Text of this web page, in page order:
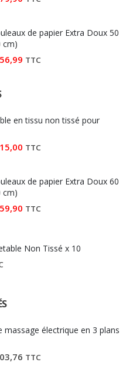
CHF 79,90.
de papier Extra Doux 50
cm)
56,99Le
TTC
en tissu non tissé pour
15,00Le
CHF 15,00.
TTC
de papier Extra Doux 60
cm)
59,90Le
CHF 59,90.
TTC
Non Tissé x 10
massage électrique en 3 plans
TTC